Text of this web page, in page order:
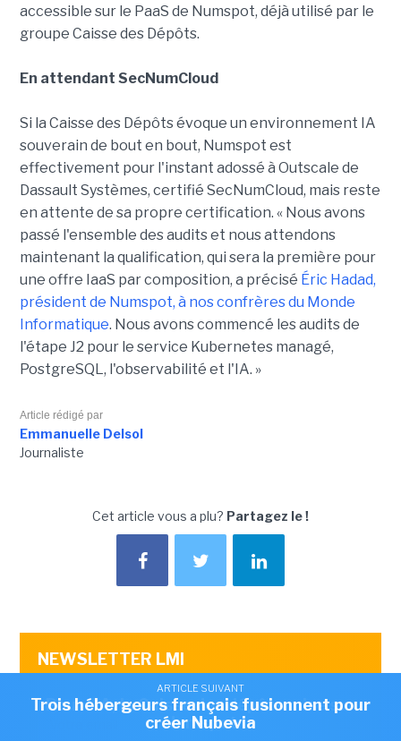
ARTICLE SUIVANT
Pour l'IA, la Caisse des dépôts mise sur
Numspot
accessible sur le PaaS de Numspot, déjà utilisé par le
groupe Caisse des Dépôts.
En attendant SecNumCloud
Si la Caisse des Dépôts évoque un environnement IA
souverain de bout en bout, Numspot est
effectivement pour l'instant adossé à Outscale de
Dassault Systèmes, certifié SecNumCloud, mais reste
en attente de sa propre certification. « Nous avons
passé l'ensemble des audits et nous attendons
maintenant la qualification, qui sera la première pour
une offre IaaS par composition, a précisé Éric Hadad,
président de Numspot, à nos confrères du Monde
Informatique. Nous avons commencé les audits de
l'étape J2 pour le service Kubernetes managé,
PostgreSQL, l'observabilité et l'IA. »
Article rédigé par
Emmanuelle Delsol
Journaliste
Cet article vous a plu? Partagez le !
NEWSLETTER LMI
Recevez notre newsletter comme plus de 50000
abonnés
ARTICLE SUIVANT
Trois hébergeurs français fusionnent pour
créer Nubevia